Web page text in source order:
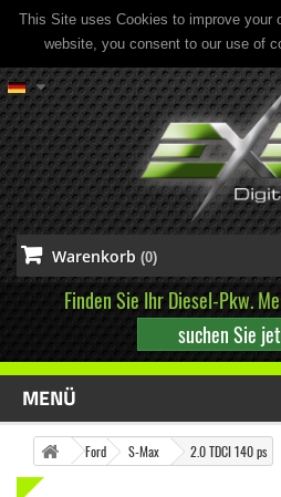
This Site uses Cookies to improve your
website, you consent to our use of
Warenkorb (0)
Finden Sie Ihr Diesel-Pkw.
suchen Sie
MENÜ
Ford S-Max 2.0 TDCI 140 ps